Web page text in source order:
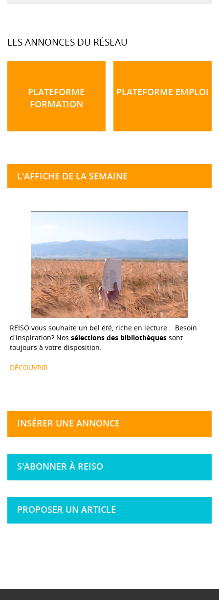
LES ANNONCES DU RÉSEAU
PLATEFORME
FORMATION
PLATEFORME EMPLOI
L'AFFICHE DE LA SEMAINE
REISO vous souhaite un bel été, riche en lecture... Besoin
d'inspiration? Nos sélections des bibliothèques sont
toujours à votre disposition.
DÉCOUVRIR
INSÉRER UNE ANNONCE
S'ABONNER À REISO
PROPOSER UN ARTICLE